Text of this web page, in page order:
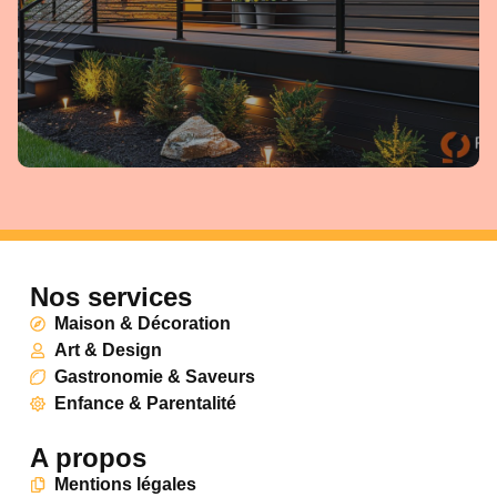
Nos services
Maison & Décoration
Art & Design
Gastronomie & Saveurs
Enfance & Parentalité
A propos
Mentions légales